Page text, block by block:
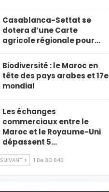
Casablanca-Settat se
dotera d’une Carte
agricole régionale pour…
Biodiversité : le Maroc en
tête des pays arabes et 17e
mondial
Les échanges
commerciaux entre le
Maroc et le Royaume-Uni
dépassent 5…
SUIVANT 1 De 30 845